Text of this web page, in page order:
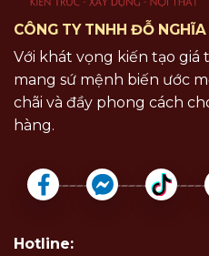
CÔNG TY TNHH ĐỖ NGHĨA
Với khát vọng kiến tạo
mang sứ mệnh biến ước
chãi và đầy phong cách
hàng.
Hotline: